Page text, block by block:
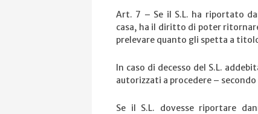
Art. 7 – Se il S.L. ha riportato
casa, ha il diritto di poter
prelevare quanto gli spetta a
In caso di decesso del S.L.
autorizzati a procedere –
Se il S.L. dovesse riportare